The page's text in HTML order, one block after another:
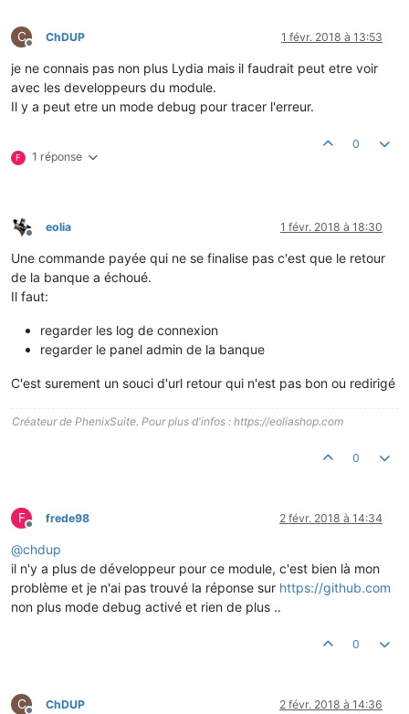
C
Hors-ligne
ChDUP 1 févr. 2018 à 13:53
je ne connais pas non plus Lydia mais il faudrait peut etre voir
avec les developpeurs du module.
Il y a peut etre un mode debug pour tracer l'erreur.
F 1 réponse
0
Hors-ligne
eolia 1 févr. 2018 à 18:30
Une commande payée qui ne se finalise pas c'est que le retour
de la banque a échoué.
Il faut:
regarder les log de connexion
regarder le panel admin de la banque
C'est surement un souci d'url retour qui n'est pas bon ou redirigé
Créateur de PhenixSuite. Pour plus d'infos : https://eoliashop.com
0
F
Hors-ligne
frede98 2 févr. 2018 à 14:34
@chdup
il n'y a plus de développeur pour ce module, c'est bien là mon
problème et je n'ai pas trouvé la réponse sur https://github.com
non plus mode debug activé et rien de plus ..
0
C ChDUP 2 févr. 2018 à 14:36